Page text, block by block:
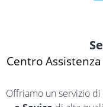
Centro
Offriamo un servizio di